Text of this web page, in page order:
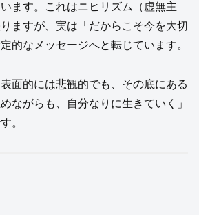
ます。これはニヒリズム（虚無主
ますが、実は「だからこそ今を大切
的なメッセージへと転じています。
面的には悲観的でも、その底にある
ながらも、自分なりに生きていく」
。